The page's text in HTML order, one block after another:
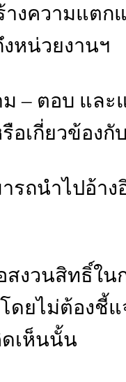
างความแตก
หน่วยงานฯ
ม – ตอบ แล
อเกี่ยวข้อง
รถนำไปอ้า
งวนสิทธิ์ใน
ดยไม่ต้องชี้แ
เห็นนั้น